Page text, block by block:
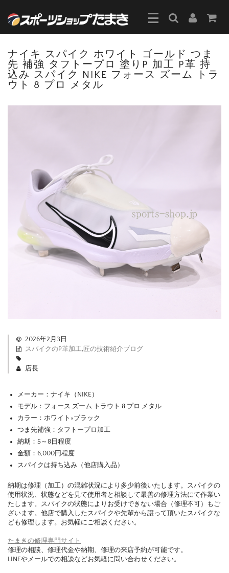
ナイキ スパイク ホワイト ゴールド つま
先 補強 タフトープロ 塗りP 加工 P革 持
込み スパイク NIKE フォース ズーム トラ
ウト 8 プロ メタル
2026年2月3日
スパイクのP革加工, 匠の技術紹介ブログ
店長
メーカー：ナイキ（NIKE）
モデル：フォース ズーム トラウト 8 プロ メタル
カラー：ホワイト×ブラック
つま先補強：タフトープロ加工
納期：5～8日程度
金額：6,000円程度
スパイクは持ち込み（他店購入品）
納期は修理（加工）の混雑状況により多少前後いたします。スパイクの
使用状況、状態などを見て使用者と相談して最善の修理方法にて作業い
たします。スパイクの状態によりお受けできない場合（修理不可）もご
ざいます。他店で購入したスパイクや先輩から譲って頂いたスパイクな
ども修理します。お気軽にご相談ください。
たまきの修理専門サイト
修理の相談、修理代金や納期、修理の来店予約が可能です。
LINEやメールでの相談などお気軽に問い合わせください。